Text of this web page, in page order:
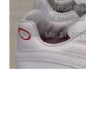
Footwear
Les codes
l’héritage du
Mar 31,